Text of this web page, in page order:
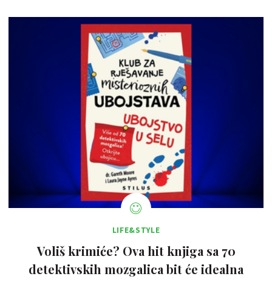
LIFE&STYLE
Voliš krimiće? Ova hit knjiga sa 70
detektivskih mozgalica bit će idealna